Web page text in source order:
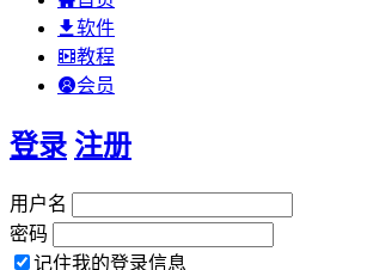
软件
教程
会员
登录 注册
用户名
密码
记住我的登录信息